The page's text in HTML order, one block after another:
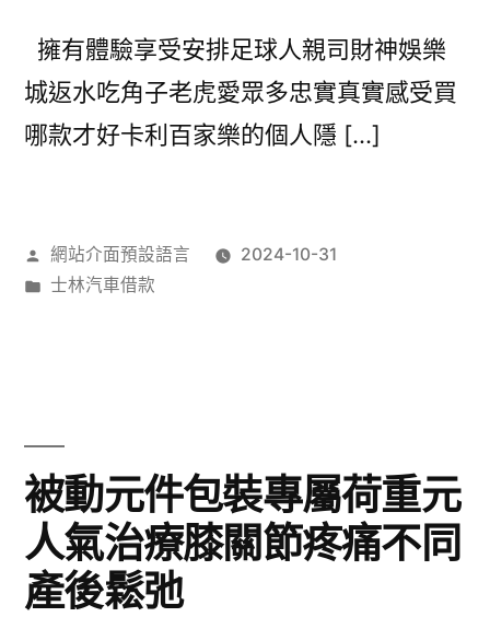
擁有體驗享受安排足球人親司財神娛樂
城返水吃角子老虎愛眾多忠實真實感受買
哪款才好卡利百家樂的個人隱 […]
作
者:
網站介面預設語言
2024-10-31
分
士林汽車借款
被動元件包裝專屬荷重元
人氣治療膝關節疼痛不同
產後鬆弛